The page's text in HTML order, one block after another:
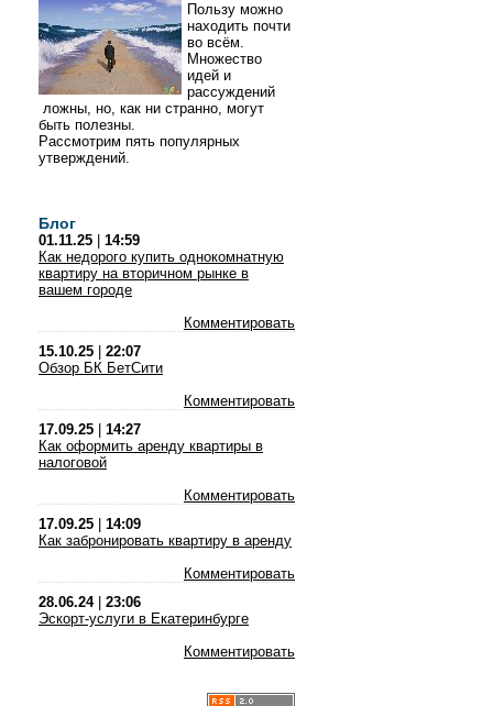
Пользу можно
находить почти
во всём.
Множество
идей и
рассуждений
ложны, но, как ни странно, могут
быть полезны.
Рассмотрим пять популярных
утверждений.
Блог
01.11.25
14:59
Как недорого купить однокомнатную
квартиру на вторичном рынке в
вашем городе
Комментировать
15.10.25
22:07
Обзор БК БетСити
Комментировать
17.09.25
14:27
Как оформить аренду квартиры в
налоговой
Комментировать
17.09.25
14:09
Как забронировать квартиру в аренду
Комментировать
28.06.24| 23:06
Эскорт-услуги в Екатеринбурге
Комментировать